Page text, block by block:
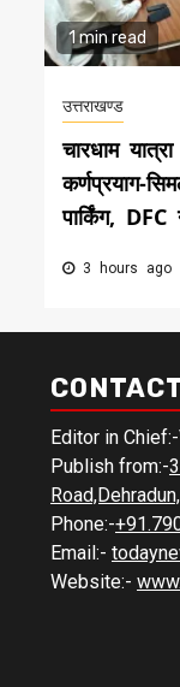
1 min read
उत्तराखण्ड
चारधाम
कर्णप्रयाग-
पार्किंग,
3 hours ago
Editor in
Publish from:-
Phone:-
Email:-
Website:-